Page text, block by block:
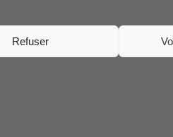
Refuser